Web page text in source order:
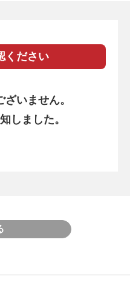
ください
いません。
しました。